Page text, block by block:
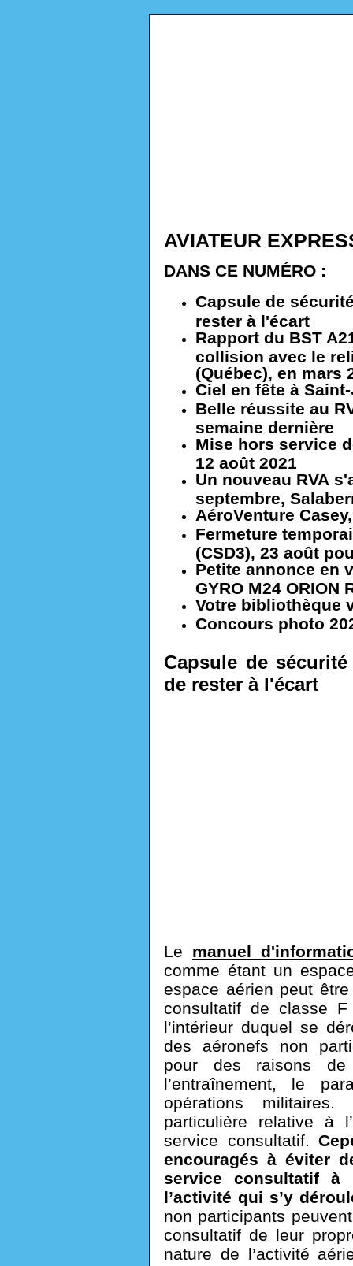
AVIATEUR
DANS CE NUMÉRO :
Capsule de
rester à l'écart
Rapport du BST
collision avec le
(Québec), en mars
Ciel en fête à
Belle réussite au
semaine dernière
Mise hors service
12 août 2021
Un nouveau RVA
septembre,
AéroVenture
Fermeture
(CSD3), 23 août
Petite annonce en
GYRO M24 ORION
Votre bibliothèque
Concours photo
Capsule de
de rester à l'écart
Le manuel
comme étant un
espace aérien peut
consultatif de classe F
l’intérieur duquel se
des aéronefs non
pour des raisons de
l’entraînement, le
opérations
particulière relative à
service consultatif.
encouragés à éviter
service consultatif à
l’activité qui s’y
non participants
consultatif de leur
nature de l’activité